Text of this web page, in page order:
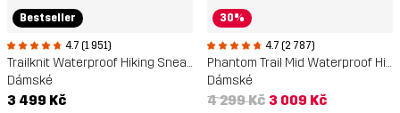
Bestseller
4.7 (1 951)
Trailknit Waterproof Hiking Sneakers
Dámské
3 499 Kč
30%
4.7 (2 787)
Phantom Trail Mid Waterproof Hiking Boots
Dámské
4 299 Kč 3 009 Kč